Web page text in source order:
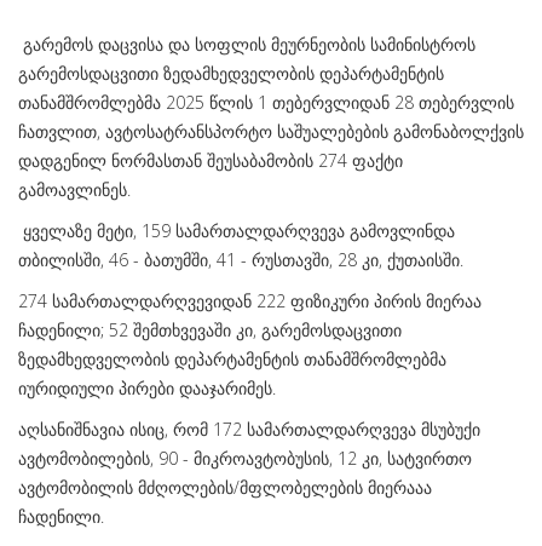
გარემოს დაცვისა და სოფლის მეურნეობის სამინისტროს
გარემოსდაცვითი ზედამხედველობის დეპარტამენტის
თანამშრომლებმა 2025 წლის 1 თებერვლიდან 28 თებერვლის
ჩათვლით, ავტოსატრანსპორტო საშუალებების გამონაბოლქვის
დადგენილ ნორმასთან შეუსაბამობის 274 ფაქტი
გამოავლინეს.
ყველაზე მეტი, 159 სამართალდარღვევა გამოვლინდა
თბილისში, 46 - ბათუმში, 41 - რუსთავში, 28 კი, ქუთაისში.
274 სამართალდარღვევიდან 222 ფიზიკური პირის მიერაა
ჩადენილი; 52 შემთხვევაში კი, გარემოსდაცვითი
ზედამხედველობის დეპარტამენტის თანამშრომლებმა
იურიდიული პირები დააჯარიმეს.
აღსანიშნავია ისიც, რომ 172 სამართალდარღვევა მსუბუქი
ავტომობილების, 90 - მიკროავტობუსის, 12 კი, სატვირთო
ავტომობილის მძღოლების/მფლობელების მიერააა
ჩადენილი.